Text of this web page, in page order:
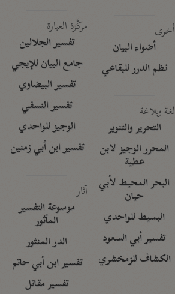
أخرى
أضواء البيان
نظم الدرر للبقاعي
لغة وبلاغة
التحرير والتنوير
المحرر الوجيز لابن
عطية
البحر المحيط لأبي
حيان
البسيط للواحدي
تفسير أبي السعود
الكشاف للزمخشري
مركَّزة العبارة
تفسير الجلالين
جامع البيان للإيجي
تفسير البيضاوي
تفسير النسفي
الوجيز للواحدي
تفسير ابن أبي زمنين
آثار
موسوعة التفسير
المأثور
الدر المنثور
تفسير ابن أبي حاتم
تفسير مقاتل